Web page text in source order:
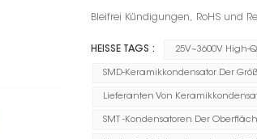
Bleifrei Kündigungen, RoHS und
HEISSE TAGS : 25V~3600V High-
SMD-Keramikkondensator Der
Lieferanten Von
SMT -Kondensatoren Der